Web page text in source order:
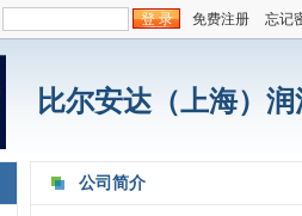
免费注册 忘记
比尔安达（上海）
公司简介